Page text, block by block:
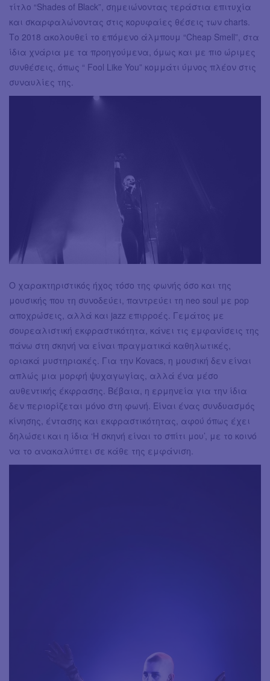
τίτλο “Shades of Black”, σημειώνοντας τεράστια επιτυχία
και σκαρφαλώνοντας στις κορυφαίες θέσεις των charts.
Το 2018 ακολουθεί το επόμενο άλμπουμ “Cheap Smell”, στα
ίδια χνάρια με τα προηγούμενα, όμως και με πιο ώριμες
συνθέσεις, όπως “ Fool Like You” κομμάτι ύμνος πλέον στις
συναυλίες της.
Ο χαρακτηριστικός ήχος τόσο της φωνής όσο και της
μουσικής που τη συνοδεύει, παντρεύει τη neo soul με pop
αποχρώσεις, αλλά και jazz επιρροές. Γεμάτος με
σουρεαλιστική εκφραστικότητα, κάνει τις εμφανίσεις της
πάνω στη σκηνή να είναι πραγματικά καθηλωτικές,
οριακά μυστηριακές. Για την Kovacs, η μουσική δεν είναι
απλώς μια μορφή ψυχαγωγίας, αλλά ένα μέσο
αυθεντικής έκφρασης. Βέβαια, η ερμηνεία για την ίδια
δεν περιορίζεται μόνο στη φωνή. Είναι ένας συνδυασμός
κίνησης, έντασης και εκφραστικότητας, αφού όπως έχει
δηλώσει και η ίδια ‘Η σκηνή είναι το σπίτι μου’, με το κοινό
να το ανακαλύπτει σε κάθε της εμφάνιση.